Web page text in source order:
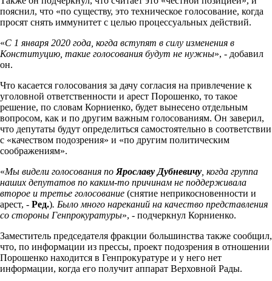
пояснил, что «по существу, это техническое голосование, когда
просят снять иммунитет с целью процессуальных действий.
«С 1 января 2020 года, когда вступят в силу изменения в
Конституцию, такие голосования будут не нужны», - добавил
он.
Что касается голосования за дачу согласия на привлечение к
уголовной ответственности и арест Порошенко, то такое
решение, по словам Корниенко, будет вынесено отдельным
вопросом, как и по другим важным голосованиям. Он заверил,
что депутаты будут определиться самостоятельно в соответствии
с «качеством подозрения» и «по другим политическим
соображениям».
«Мы видели голосования по Ярославу Дубневичу , когда группа
наших депутатов по каким-то причинам не поддерживала
второе и третье голосование (снятие неприкосновенности и
арест, - Ред.). Было много нареканий на качество представления
со стороны Генпрокуратуры», - подчеркнул Корниенко.
Заместитель председателя фракции большинства также сообщил,
что, по информации из прессы, проект подозрения в отношении
Порошенко находится в Генпрокуратуре и у него нет
информации, когда его получит аппарат Верховной Рады.